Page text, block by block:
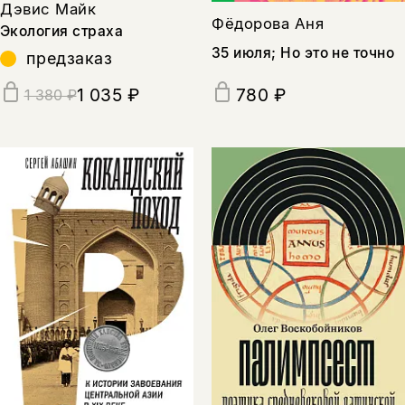
Дэвис Майк
Экология страха
предзаказ
1 380 ₽1 035 ₽
Фёдорова Аня
35 июля; Но это не точно
780 ₽